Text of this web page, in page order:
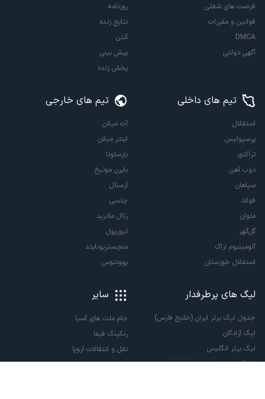
فرصت های شغلی
قوانین و مقررات
DMCA
آگهی دولتی
روزنامه
نتایج زنده
آنتن
پیش بینی
پخش زنده
تیم های داخلی
استقلال
پرسپولیس
تراکتور
ذوب آهن
سپاهان
فولاد
ملوان
گل‌گهر
آلومینیوم اراک
استقلال خوزستان
تیم های خارجی
آث میلان
اینتر میلان
بارسلونا
بایرن مونیخ
آرسنال
چلسی
رئال مادرید
لیورپول
منچستریونایتد
یوونتوس
لیگ های پرطرفدار
جدول لیگ برتر ایران (خلیج فارس)
لیگ آزادگان
لیگ برتر انگلیس
لالیگا اسپانیا
سایر
جام ملت های آسیا
رنکینگ فیفا
نقل و انتقالات اروپا
نقل و انتقالات ایران